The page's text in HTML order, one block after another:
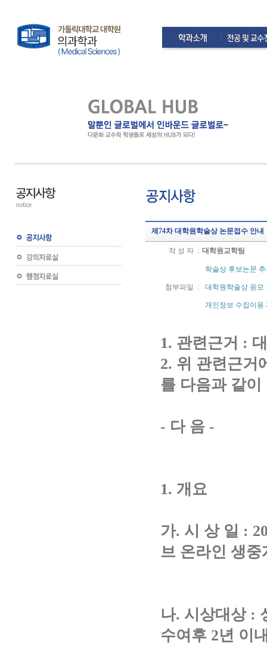
제74차 대학원학술상 논문접수 안내
작 성 자 : 대학원교학팀
첨부파일 :
학술상 후보논문
대학원학술상 응모
개인정보 수집이용
1. 관련근거 :
2. 위 관련근거
를 다음과 같이
- 다 음 -
1. 개요
가. 시 상 일 :
브 온라인 생중
나. 시상대상 :
수여후 2년 이